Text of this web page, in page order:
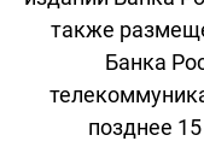
также
Банка
позднее